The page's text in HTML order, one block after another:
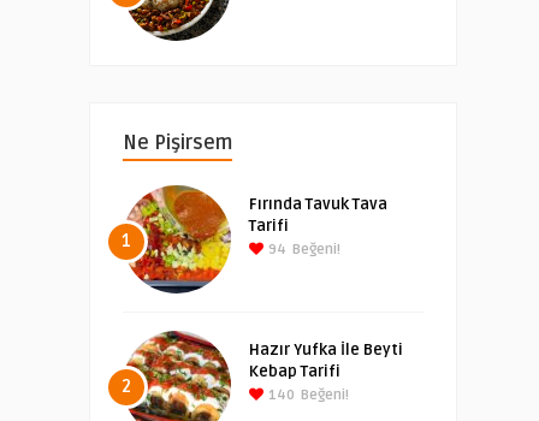
Ne Pişirsem
1
Fırında Tavuk Tava
Tarifi
94 Beğeni!
2
Hazır Yufka İle Beyti
Kebap Tarifi
140 Beğeni!